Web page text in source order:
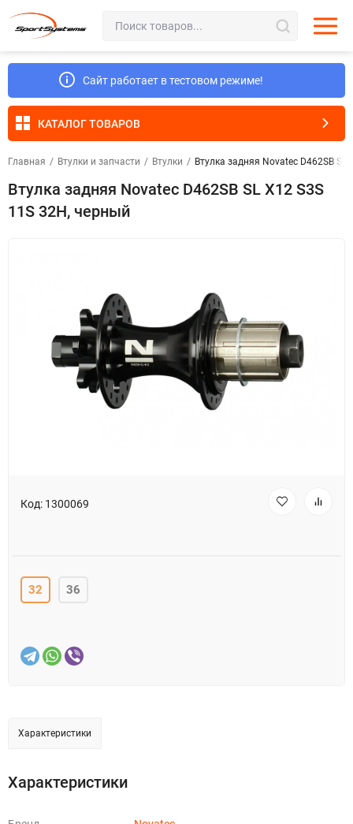
Сайт работает в тестовом режиме!
КАТАЛОГ ТОВАРОВ
Главная / Втулки и запчасти / Втулки / Втулка задняя Novatec D462SB SL
Втулка задняя Novatec D462SB SL X12 S3S
11S 32H, черный
Код: 1300069
32 36
Характеристики
Характеристики